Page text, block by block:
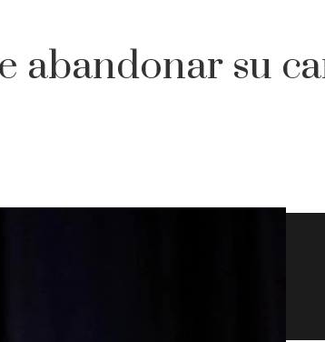
abandonar su